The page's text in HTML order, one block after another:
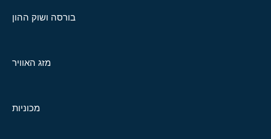
בורסה ושוק ההון
מזג האוויר
מכוניות